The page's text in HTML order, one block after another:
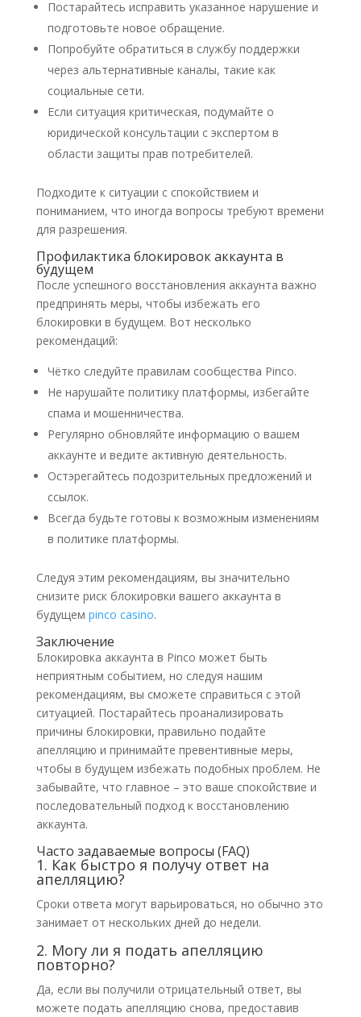
Постарайтесь исправить указанное нарушение и
подготовьте новое обращение.
Попробуйте обратиться в службу поддержки
через альтернативные каналы, такие как
социальные сети.
Если ситуация критическая, подумайте о
юридической консультации с экспертом в
области защиты прав потребителей.
Подходите к ситуации с спокойствием и
пониманием, что иногда вопросы требуют времени
для разрешения.
Профилактика блокировок аккаунта в
будущем
После успешного восстановления аккаунта важно
предпринять меры, чтобы избежать его
блокировки в будущем. Вот несколько
рекомендаций:
Чётко следуйте правилам сообщества Pinco.
Не нарушайте политику платформы, избегайте
спама и мошенничества.
Регулярно обновляйте информацию о вашем
аккаунте и ведите активную деятельность.
Остэрегайтесь подозрительных предложений и
ссылок.
Всегда будьте готовы к возможным изменениям
в политике платформы.
Следуя этим рекомендациям, вы значительно
снизите риск блокировки вашего аккаунта в
будущем pinco casino.
Заключение
Блокировка аккаунта в Pinco может быть
неприятным событием, но следуя нашим
рекомендациям, вы сможете справиться с этой
ситуацией. Постарайтесь проанализировать
причины блокировки, правильно подайте
апелляцию и принимайте превентивные меры,
чтобы в будущем избежать подобных проблем. Не
забывайте, что главное – это ваше спокойствие и
последовательный подход к восстановлению
аккаунта.
Часто задаваемые вопросы (FAQ)
1. Как быстро я получу ответ на
апелляцию?
Сроки ответа могут варьироваться, но обычно это
занимает от нескольких дней до недели.
2. Могу ли я подать апелляцию
повторно?
Да, если вы получили отрицательный ответ, вы
можете подать апелляцию снова, предоставив